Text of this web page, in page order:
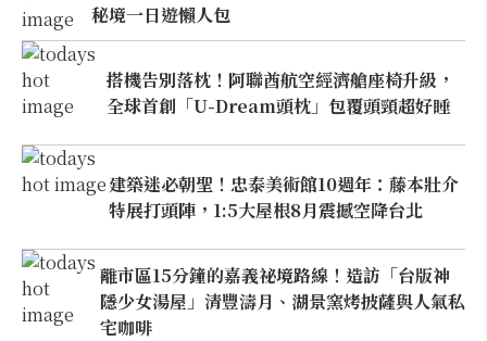
秘境一日遊懶人包
搭機告別落枕！阿聯酋航空經濟艙座椅升級，
全球首創「U-Dream頭枕」包覆頭頸超好睡
建築迷必朝聖！忠泰美術館10週年：藤本壯介
特展打頭陣，1:5大屋根8月震撼空降台北
離市區15分鐘的嘉義祕境路線！造訪「台版神
隱少女湯屋」清豐濤月、湖景窯烤披薩與人氣私
宅咖啡